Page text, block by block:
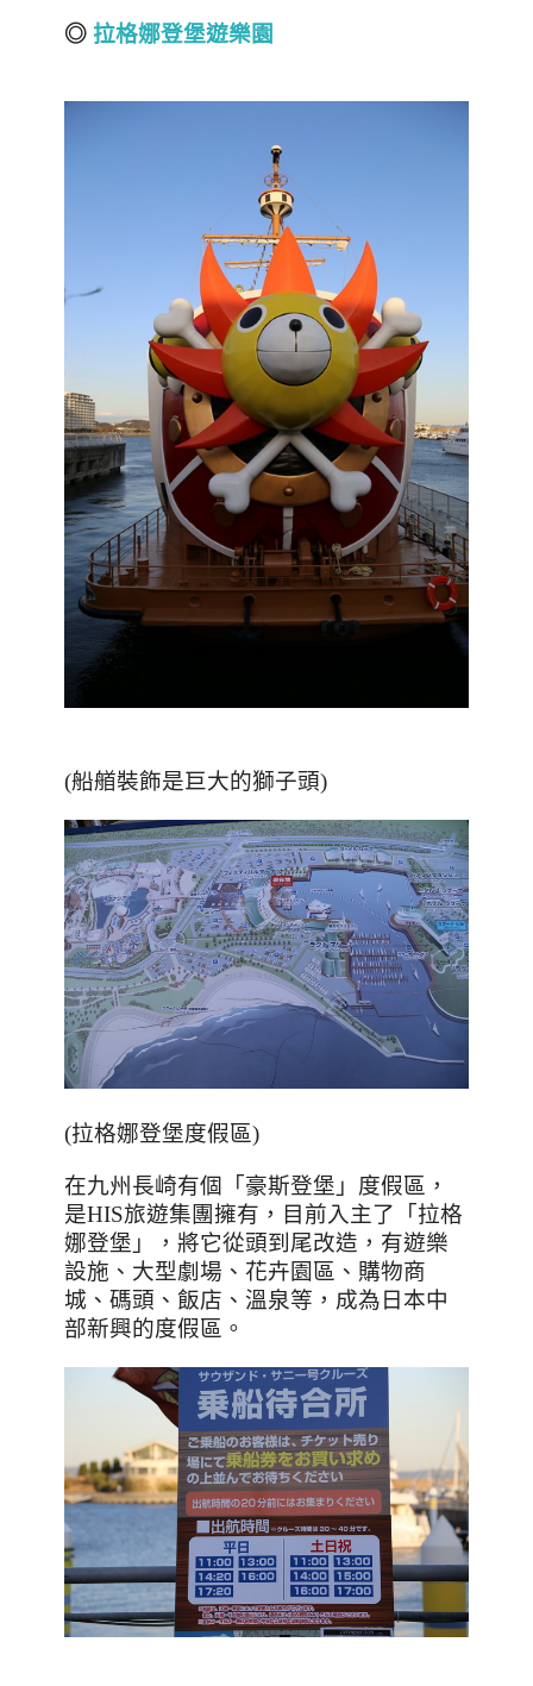
◎ 拉格娜登堡遊樂園
(船艏裝飾是巨大的獅子頭)
(拉格娜登堡度假區)
在九州長崎有個「豪斯登堡」度假區，
是HIS旅遊集團擁有，目前入主了「拉格
娜登堡」，將它從頭到尾改造，有遊樂
設施、大型劇場、花卉園區、購物商
城、碼頭、飯店、溫泉等，成為日本中
部新興的度假區。